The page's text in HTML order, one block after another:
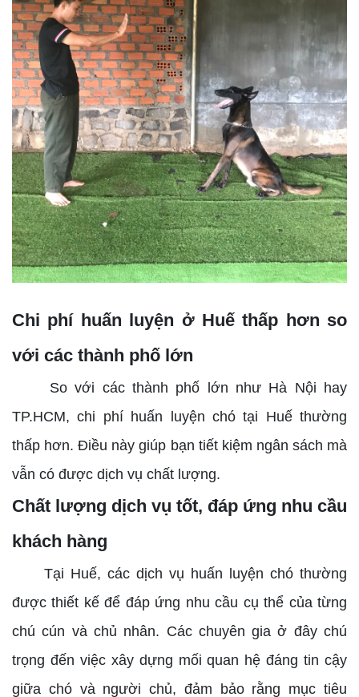
Chi phí huấn luyện ở Huế thấp hơn so
với các thành phố lớn
So với các thành phố lớn như Hà Nội hay
TP.HCM, chi phí huấn luyện chó tại Huế thường
thấp hơn. Điều này giúp bạn tiết kiệm ngân sách mà
vẫn có được dịch vụ chất lượng.
Chất lượng dịch vụ tốt, đáp ứng nhu cầu
khách hàng
Tại Huế, các dịch vụ huấn luyện chó thường
được thiết kế để đáp ứng nhu cầu cụ thể của từng
chú cún và chủ nhân. Các chuyên gia ở đây chú
trọng đến việc xây dựng mối quan hệ đáng tin cậy
giữa chó và người chủ, đảm bảo rằng mục tiêu